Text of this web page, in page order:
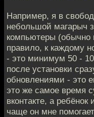
Например, я в
небольшой магарыч
компьютеры (обычно
правило, к каждому
- это минимум 50 -
после установки
обновлениями - это
это же самое время
вконтакте, а ребёнок
чаще он мне